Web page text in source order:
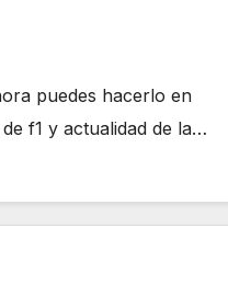
puedes hacerlo en
f1 y actualidad de la…